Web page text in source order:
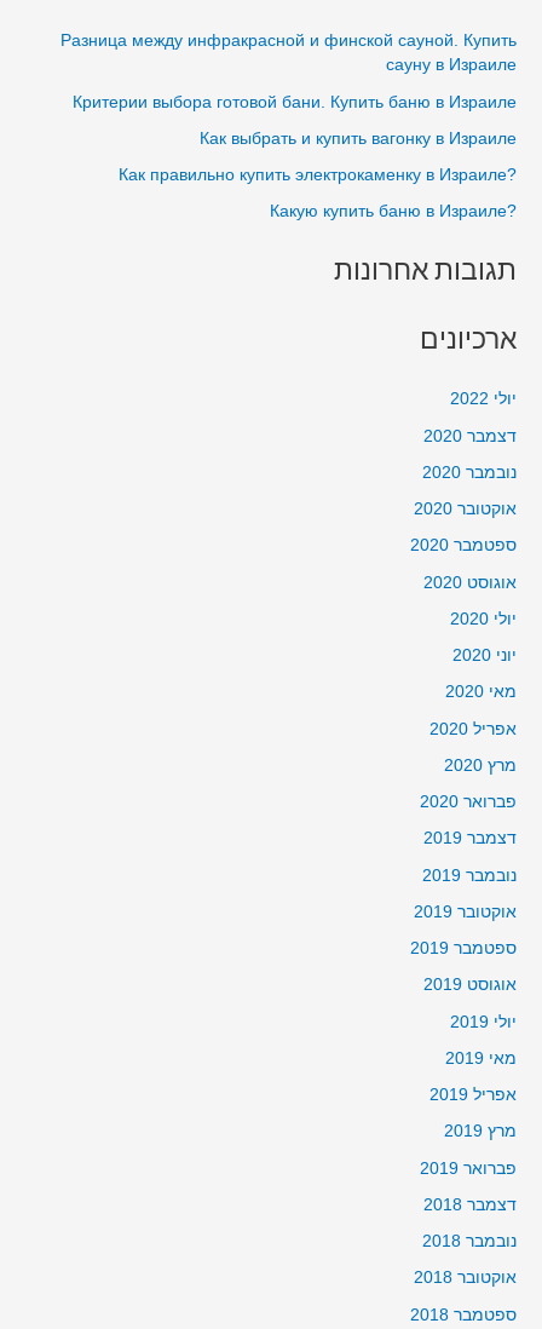
בחגור
בבית
:
Разница между инфракрасной и финской сауной. Купить
сауну в Израиле
Критерии выбора готовой бани. Купить баню в Израиле
Как выбрать и купить вагонку в Израиле
?Как правильно купить электрокаменку в Израиле
?Какую купить баню в Израиле
תגובות אחרונות
ארכיונים
יולי 2022
דצמבר 2020
נובמבר 2020
אוקטובר 2020
ספטמבר 2020
אוגוסט 2020
יולי 2020
יוני 2020
מאי 2020
אפריל 2020
מרץ 2020
פברואר 2020
דצמבר 2019
נובמבר 2019
אוקטובר 2019
ספטמבר 2019
אוגוסט 2019
יולי 2019
מאי 2019
אפריל 2019
מרץ 2019
פברואר 2019
דצמבר 2018
נובמבר 2018
אוקטובר 2018
ספטמבר 2018